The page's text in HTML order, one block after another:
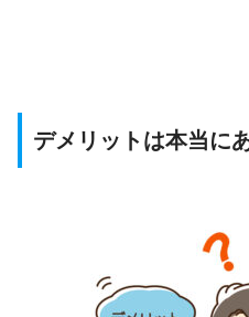
デメリットは本当に